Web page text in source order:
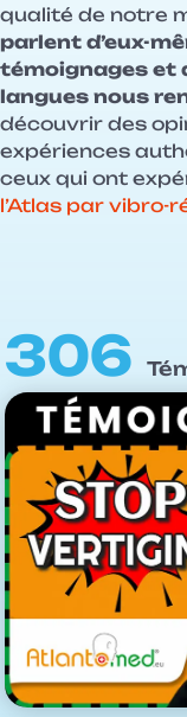
qualité de notre
parlent d’eux-
témoignages et
langues nous
découvrir des
expériences
ceux qui ont
l’Atlas par vibro-
306